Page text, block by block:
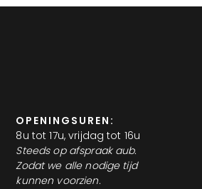
OPENINGSUREN:
8u tot 17u, vrijdag tot 16u
Steeds op afspraak aub.
Zodat we alle nodige tijd
kunnen voorzien.